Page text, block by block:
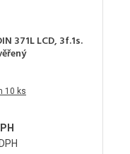
371L LCD, 3f.1s.
10 ks